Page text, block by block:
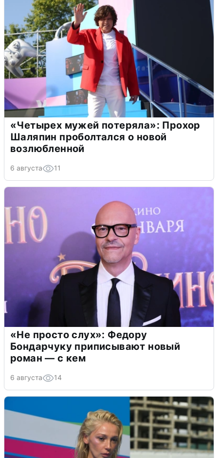
«Четырех мужей потеряла»: Прохор
Шаляпин проболтался о новой
возлюбленной
6 августа 11
«Не просто слух»: Федору
Бондарчуку приписывают новый
роман — с кем
6 августа 14